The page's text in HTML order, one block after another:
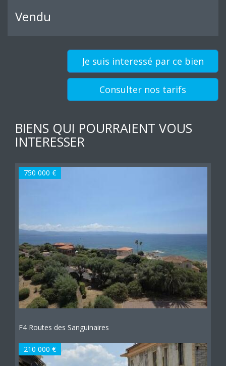
Vendu
Je suis interessé par ce bien
Consulter nos tarifs
BIENS QUI POURRAIENT VOUS
INTERESSER
750 000 €
F4 Routes des Sanguinaires
210 000 €